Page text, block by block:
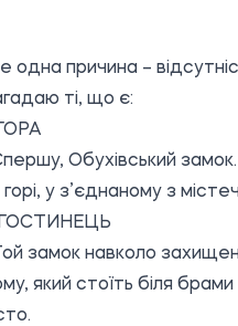
одна причина –
ті, що є:
Обухівський
горі, у з’єднаному з
ГОСТИНЕЦЬ
замок навколо
який стоїть біля